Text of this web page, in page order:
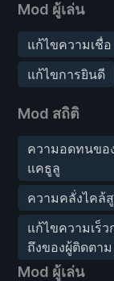
Mod ผู้เล่น
แก้ไขความเชื่อ
แก้ไขการยินดี
Mod สถิติ
ความอดทนขอ
แคธูลู
ความคลั่งไคล้
แก้ไขความเร็ว
ถึงของผู้ติดตาม
Mod ผู้เล่น